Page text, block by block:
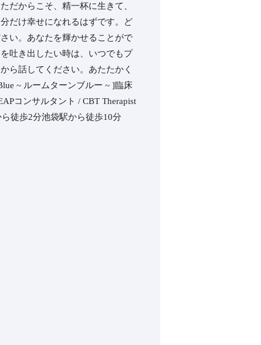
だからこそ、精一杯に生きて、
だけ幸せになれるはずです。⁡ど
い。⁡あなたを輝かせることがで
吐き出したい時は、いつでもプ
ら話してください。⁡あたたかく
~ ルームターンブルー ~ ]臨床
コンサルタント / CBT Therapist︎
ら徒歩2分池袋駅から徒歩10分⁡